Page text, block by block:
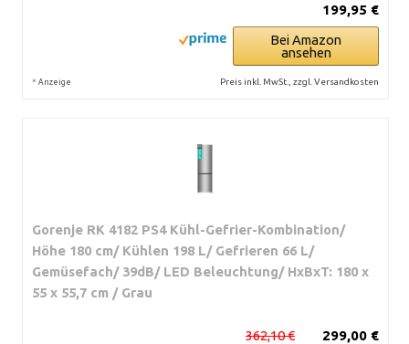
199,95 €
Bei Amazon
ansehen
* Anzeige Preis inkl. MwSt., zzgl. Versandkosten
Gorenje RK 4182 PS4 Kühl-Gefrier-Kombination/
Höhe 180 cm/ Kühlen 198 L/ Gefrieren 66 L/
Gemüsefach/ 39dB/ LED Beleuchtung/ HxBxT: 180 x
55 x 55,7 cm / Grau
299,00 €
362,10 €